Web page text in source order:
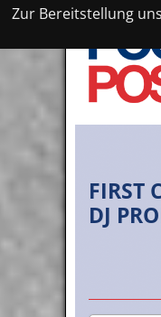
Zur Bereitstellung
FIRST
DJ